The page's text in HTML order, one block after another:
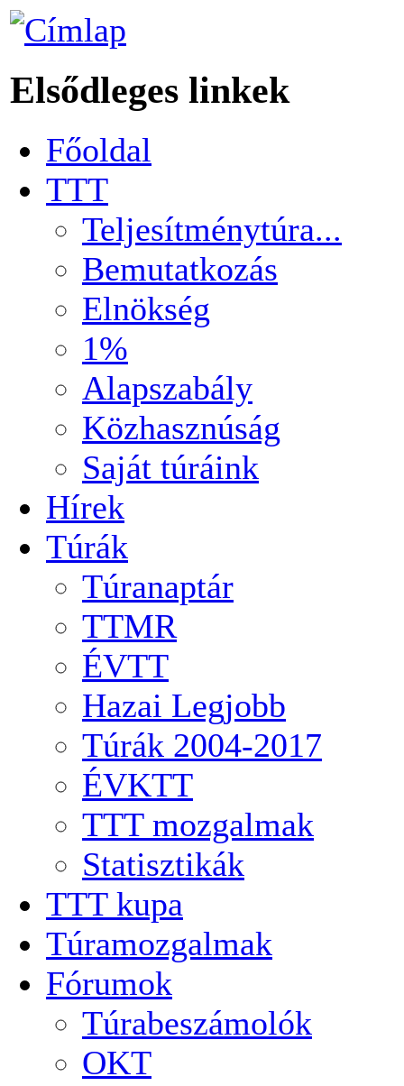
Elsődleges linkek
Főoldal
TTT
Teljesítménytúra...
Bemutatkozás
Elnökség
1%
Alapszabály
Közhasznúság
Saját túráink
Hírek
Túrák
Túranaptár
TTMR
ÉVTT
Hazai Legjobb
Túrák 2004-2017
ÉVKTT
TTT mozgalmak
Statisztikák
TTT kupa
Túramozgalmak
Fórumok
Túrabeszámolók
OKT